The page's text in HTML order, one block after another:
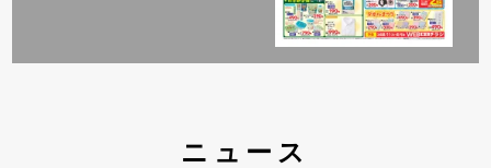
ニュース